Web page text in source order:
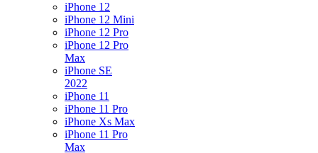
iPhone 12
iPhone 12 Mini
iPhone 12 Pro
iPhone 12 Pro
Max
iPhone SE
2022
iPhone 11
iPhone 11 Pro
iPhone Xs Max
iPhone 11 Pro
Max